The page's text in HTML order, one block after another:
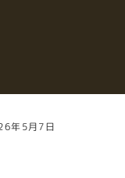
年5月7日